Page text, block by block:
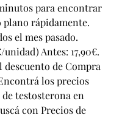
para encontrar
plano rápidamente.
el mes pasado.
unidad) Antes: 17,90€.
descuento de Compra
los precios
testosterona en
con Precios de